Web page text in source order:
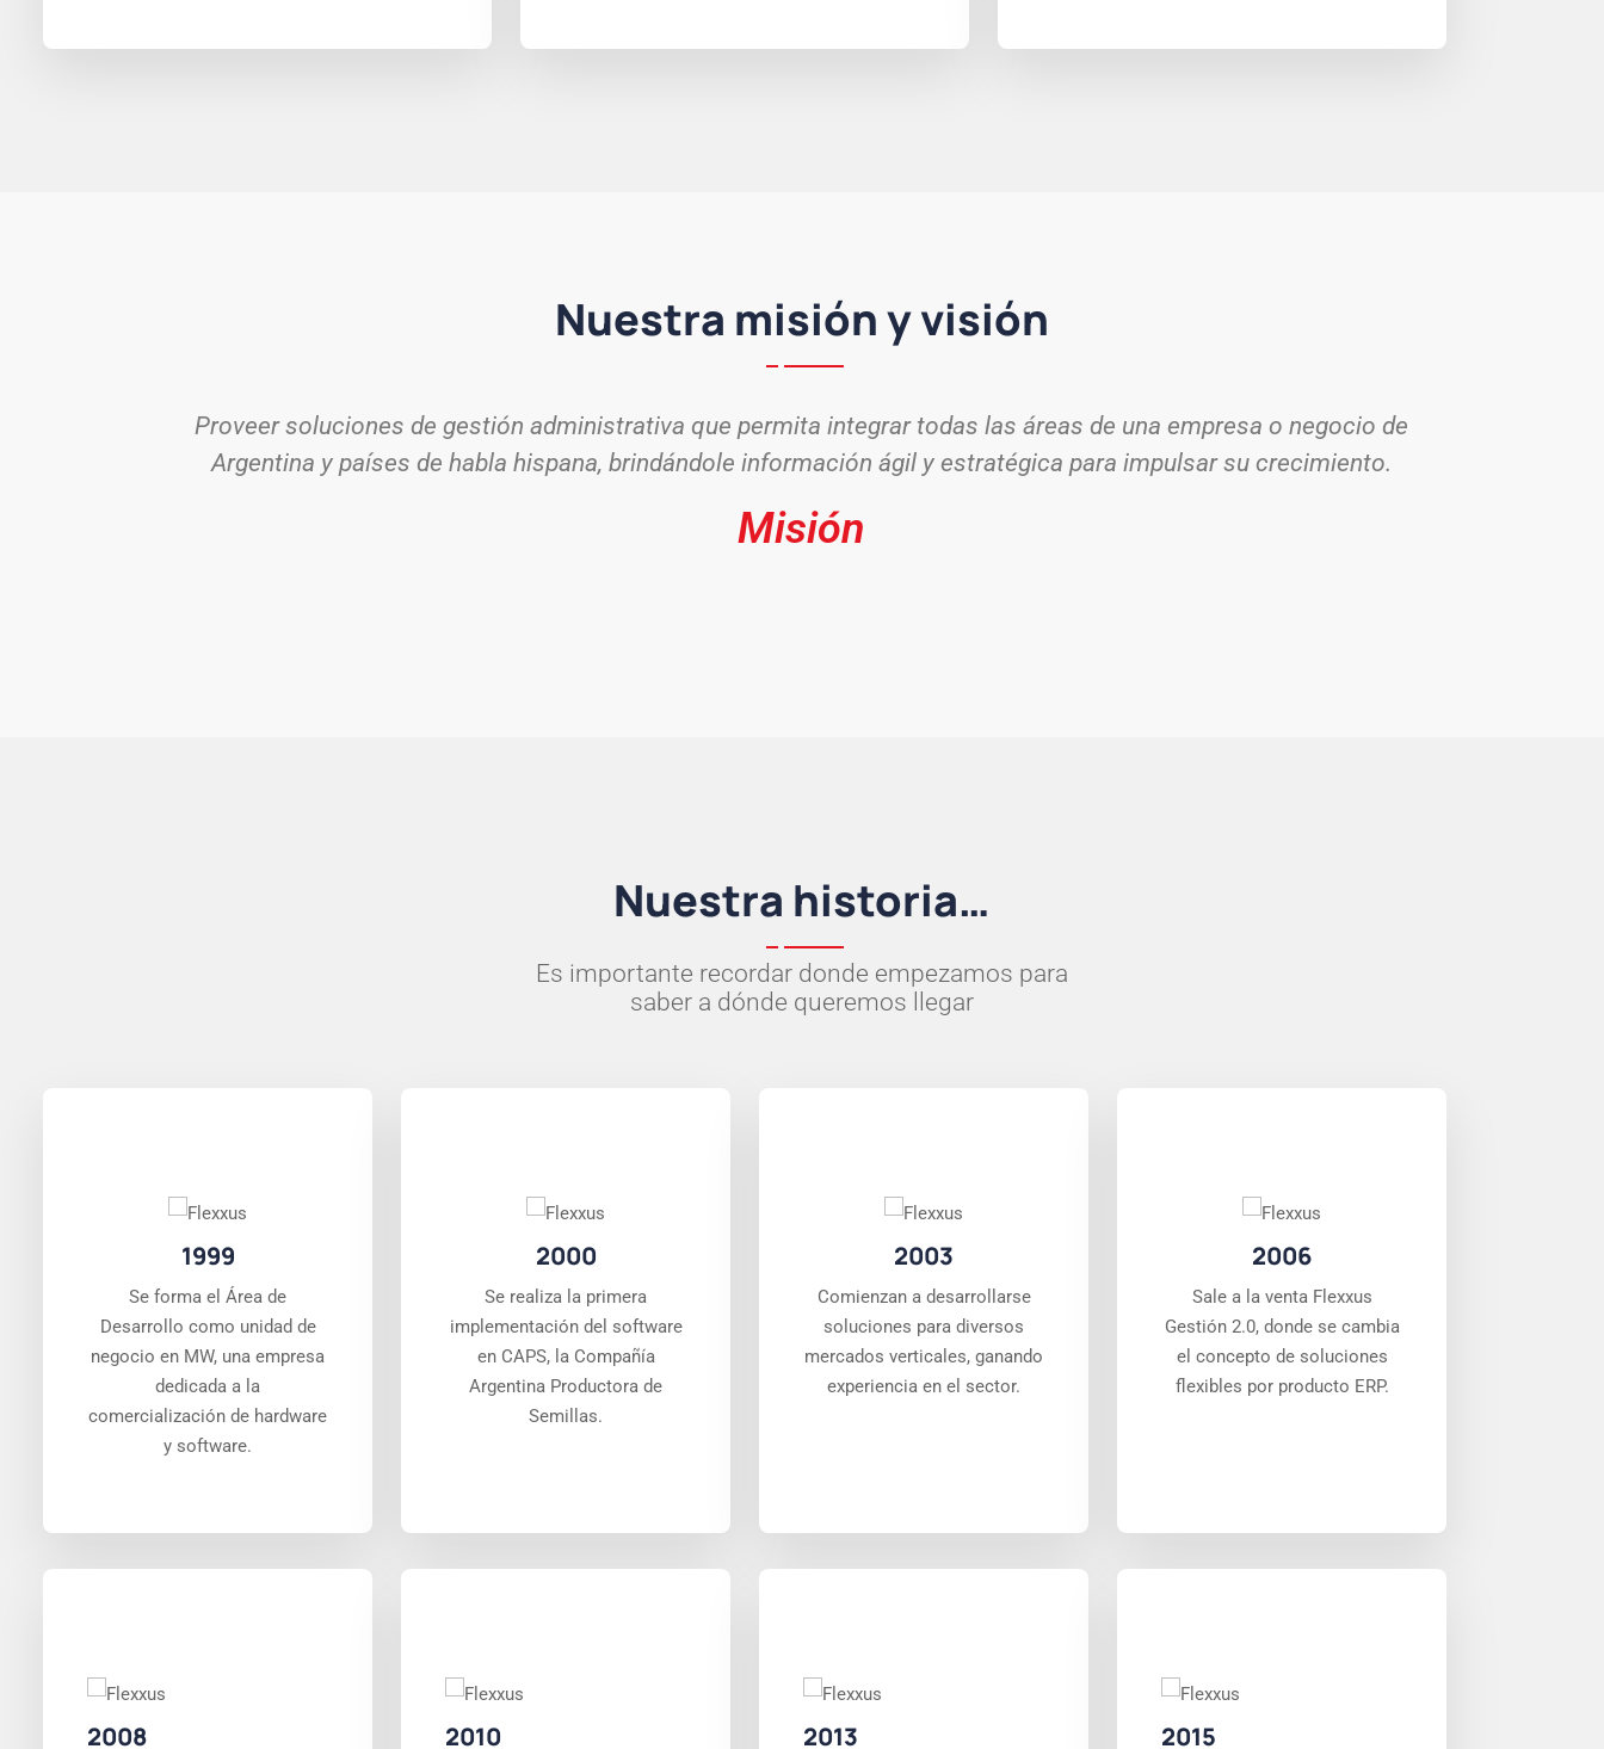
Nuestra misión y visión
Proveer soluciones de gestión administrativa que permita integrar todas las áreas de una empresa o negocio de
Argentina y países de habla hispana, brindándole información ágil y estratégica para impulsar su crecimiento.
Misión
Nuestra historia…
Es importante recordar donde empezamos para
saber a dónde queremos llegar
1999
Se forma el Área de
Desarrollo como unidad de
negocio en MW, una empresa
dedicada a la
comercialización de hardware
y software.
2000
Se realiza la primera
implementación del software
en CAPS, la Compañía
Argentina Productora de
Semillas.
2003
Comienzan a desarrollarse
soluciones para diversos
mercados verticales, ganando
experiencia en el sector.
2006
Sale a la venta Flexxus
Gestión 2.0, donde se cambia
el concepto de soluciones
flexibles por producto ERP.
2008 2010 2013 2015